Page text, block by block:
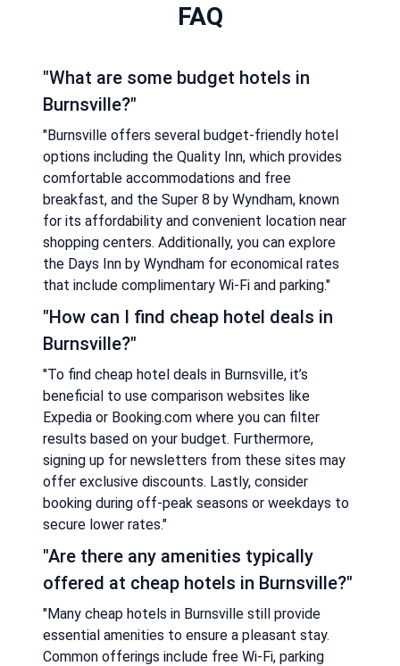
FAQ
"What are some budget hotels in
Burnsville?"
"Burnsville offers several budget-friendly hotel
options including the Quality Inn, which provides
comfortable accommodations and free
breakfast, and the Super 8 by Wyndham, known
for its affordability and convenient location near
shopping centers. Additionally, you can explore
the Days Inn by Wyndham for economical rates
that include complimentary Wi-Fi and parking."
"How can I find cheap hotel deals in
Burnsville?"
"To find cheap hotel deals in Burnsville, it’s
beneficial to use comparison websites like
Expedia or Booking.com where you can filter
results based on your budget. Furthermore,
signing up for newsletters from these sites may
offer exclusive discounts. Lastly, consider
booking during off-peak seasons or weekdays to
secure lower rates."
"Are there any amenities typically
offered at cheap hotels in Burnsville?"
"Many cheap hotels in Burnsville still provide
essential amenities to ensure a pleasant stay.
Common offerings include free Wi-Fi, parking